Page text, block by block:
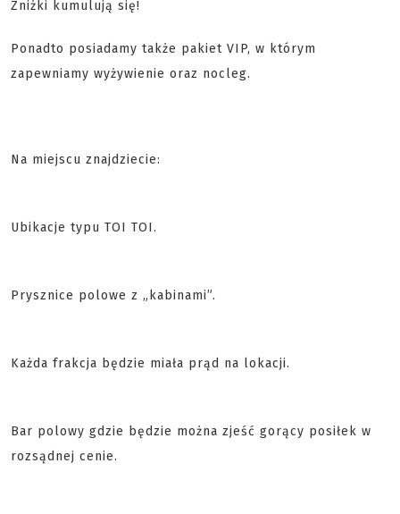
Zniżki kumulują się!
Ponadto posiadamy także pakiet VIP, w którym
zapewniamy wyżywienie oraz nocleg.
Na miejscu znajdziecie:
Ubikacje typu TOI TOI.
Prysznice polowe z „kabinami”.
Każda frakcja będzie miała prąd na lokacji.
Bar polowy gdzie będzie można zjeść gorący posiłek w
rozsądnej cenie.